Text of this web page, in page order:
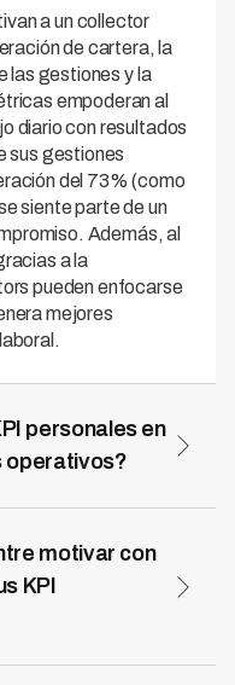
a un collector
de cartera, la
las gestiones y la
empoderan al
diario con resultados
sus gestiones
del 73% (como
siente parte de un
Además, al
a la
pueden enfocarse
mejores
personales en
operativos?
demuestra que
puede reducir
combinando IA
sin fricción
motivar con
KPI